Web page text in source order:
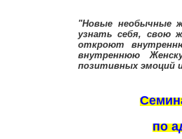
"Новые необычные
узнать себя, свою
откроют
внутреннюю
позитивных эмоций
по